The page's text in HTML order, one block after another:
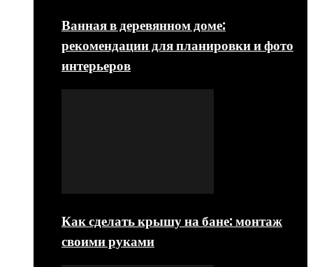
Ванная в деревянном доме:
рекомендации для планировки и фото
интерьеров
Как сделать крышу на бане: монтаж
своими руками